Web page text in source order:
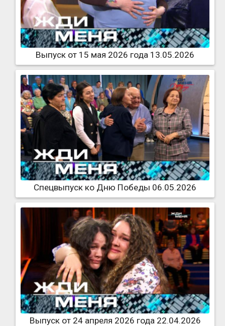
Выпуск от 15 мая 2026 года 13.05.2026
Спецвыпуск ко Дню Победы 06.05.2026
Выпуск от 24 апреля 2026 года 22.04.2026